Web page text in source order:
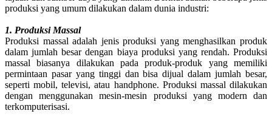
produksi yang umum dilakukan dalam dunia industri:
1. Produksi Massal
Produksi massal adalah jenis produksi yang menghasilkan produk
dalam jumlah besar dengan biaya produksi yang rendah. Produksi
massal biasanya dilakukan pada produk-produk yang memiliki
permintaan pasar yang tinggi dan bisa dijual dalam jumlah besar,
seperti mobil, televisi, atau handphone. Produksi massal dilakukan
dengan menggunakan mesin-mesin produksi yang modern dan
terkomputerisasi.